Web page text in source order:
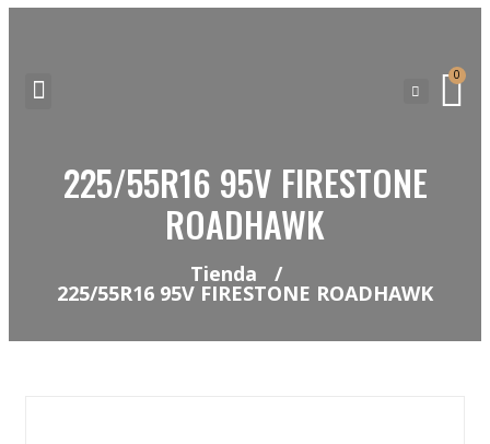
0
225/55R16 95V FIRESTONE
ROADHAWK
Tienda /
225/55R16 95V FIRESTONE ROADHAWK